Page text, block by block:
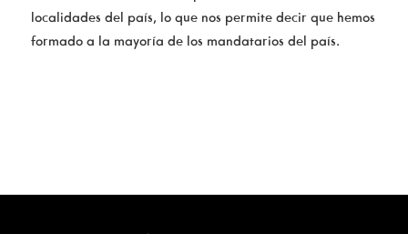
localidades del país, lo que nos permite decir que hemos
formado a la mayoría de los mandatarios del país.